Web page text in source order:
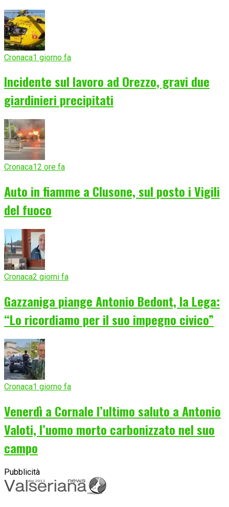
Cronaca1 giorno fa
Incidente sul lavoro ad Orezzo, gravi due
giardinieri precipitati
Cronaca12 ore fa
Auto in fiamme a Clusone, sul posto i Vigili
del fuoco
Cronaca2 giorni fa
Gazzaniga piange Antonio Bedont, la Lega:
“Lo ricordiamo per il suo impegno civico”
Cronaca1 giorno fa
Venerdì a Cornale l’ultimo saluto a Antonio
Valoti, l’uomo morto carbonizzato nel suo
campo
Pubblicità